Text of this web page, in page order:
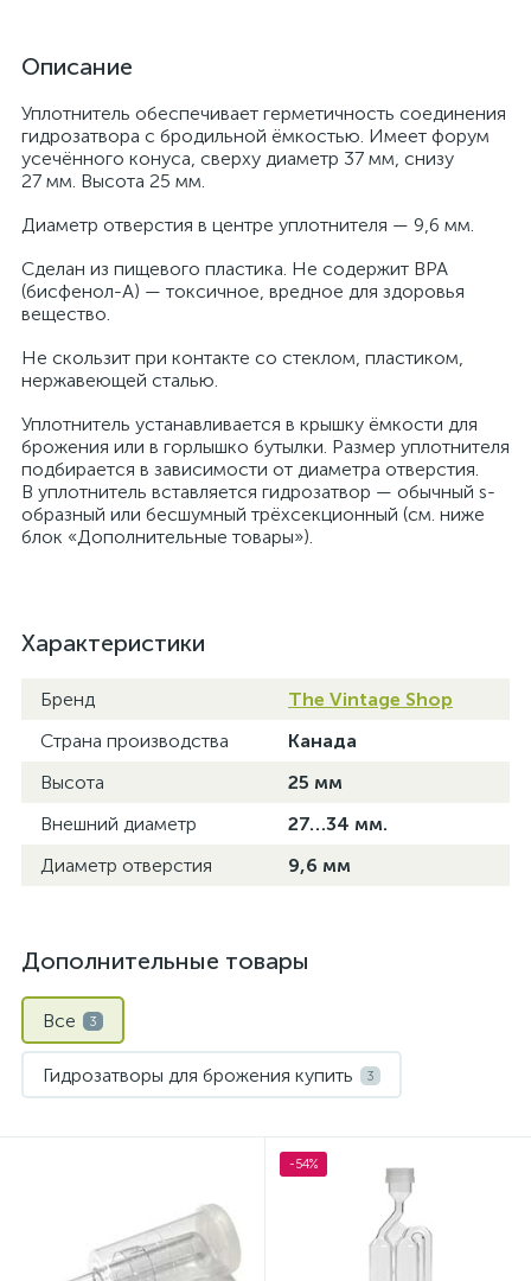
Описание
Уплотнитель обеспечивает герметичность соединения
гидрозатвора с бродильной ёмкостью. Имеет форум
усечённого конуса, сверху диаметр 37 мм, снизу
27 мм. Высота 25 мм.
Диаметр отверстия в центре уплотнителя — 9,6 мм.
Сделан из пищевого пластика. Не содержит BPA
(бисфенол-А) — токсичное, вредное для здоровья
вещество.
Не скользит при контакте со стеклом, пластиком,
нержавеющей сталью.
Уплотнитель устанавливается в крышку ёмкости для
брожения или в горлышко бутылки. Размер уплотнителя
подбирается в зависимости от диаметра отверстия.
В уплотнитель вставляется гидрозатвор — обычный s-
образный или бесшумный трёхсекционный (см. ниже
блок «Дополнительные товары»).
Характеристики
Бренд
The Vintage Shop
Страна производства
Канада
Высота
25 мм
Внешний диаметр
27…34 мм.
Диаметр отверстия
9,6 мм
Дополнительные товары
Все 3
Гидрозатворы для брожения купить 3
-54%